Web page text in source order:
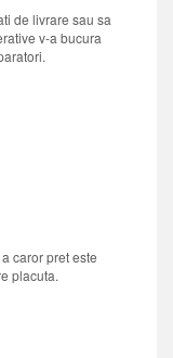
de livrare sau sa
v-a bucura
caror pret este
placuta.